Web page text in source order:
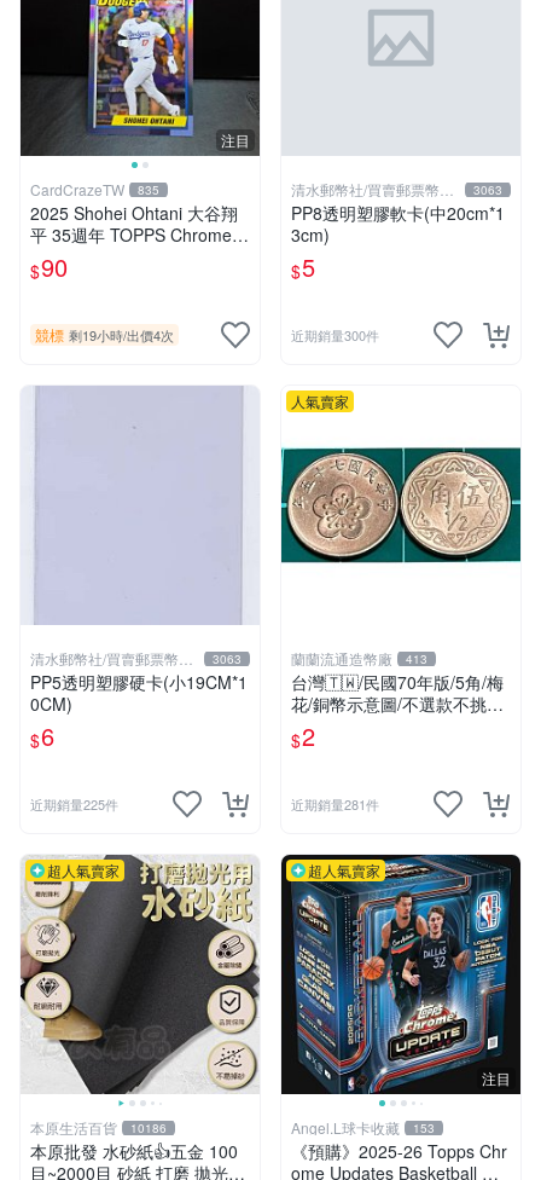
注目
CardCrazeTW 835
2025 Shohei Ohtani 大谷翔
平 35週年 TOPPS Chrome
MLB 棒球卡 Dodgers 道奇隊
$90
競標 剩19小時/出價4次
清水郵幣社/買賣郵票幣鈔
文獻
3063
PP8透明塑膠軟卡(中20cm*1
3cm)
$5
近期銷量300件
清水郵幣社/買賣郵票幣鈔
文獻
3063
PP5透明塑膠硬卡(小19CM*1
0CM)
$6
近期銷量225件
人氣賣家
蘭蘭流通造幣廠 413
台灣🇹🇼/民國70年版/5角/梅
花/銅幣示意圖/不選款不挑品/
隨機出貨
$2
近期銷量281件
超人氣賣家
本原生活百貨 10186
本原批發 水砂紙👍五金 100
目~2000目 砂紙 打磨 拋光耐
注目
超人氣賣家
Angel.L球卡收藏 153
《預購》2025-26 Topps Chr
ome Updates Basketball Me